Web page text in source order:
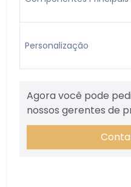
Personalização
Agora você pode
nossos gerentes de